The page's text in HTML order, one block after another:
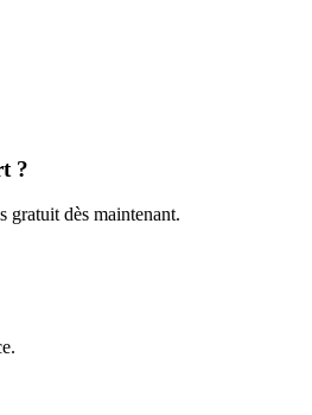
?
gratuit dès maintenant.
.